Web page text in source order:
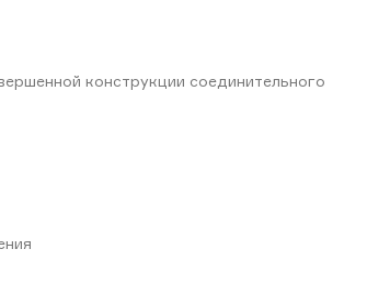
конструкции соединительного